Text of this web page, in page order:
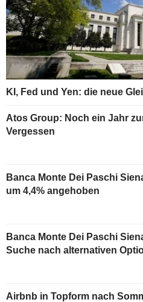
KI, Fed und Yen: die neue
Atos Group: Noch ein Jahr
Vergessen
Banca Monte Dei Paschi
um 4,4% angehoben
Banca Monte Dei Paschi
Suche nach alternativen
Airbnb in Topform nach